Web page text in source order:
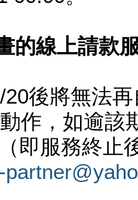
的線上請款
20後將無法
作，如逾該
即服務終止